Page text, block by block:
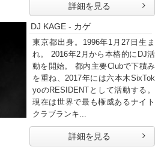
詳細を見る
DJ KAGE - カゲ
東京都出身。1996年1月27日生ま
れ。 2016年2月から本格的にDJ活
動を開始。 都内主要Clubで下積み
を重ね、2017年には六本木SixTok
yoのRESIDENTとして活動する。
現在は世界で最も権威あるナイト
クラブランキ...
詳細を見る